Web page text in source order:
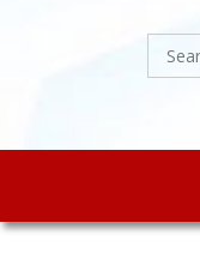
Search
for: